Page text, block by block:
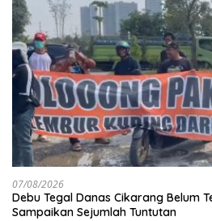
07/08/2026
Debu Tegal Danas Cikarang Belum
Sampaikan Sejumlah Tuntutan